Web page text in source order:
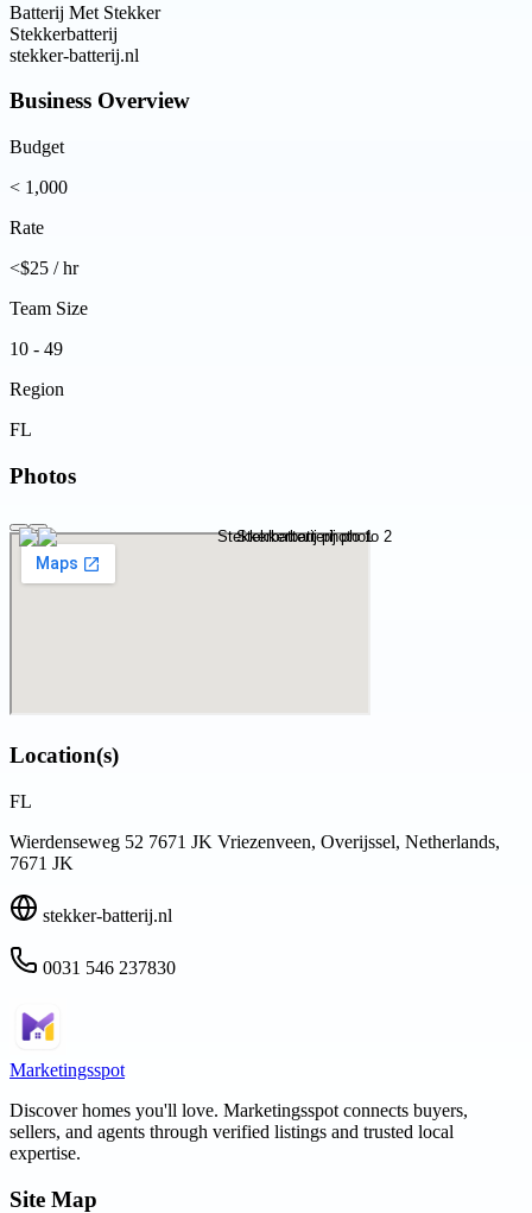
Batterij Met Stekker
Stekkerbatterij
stekker-batterij.nl
Business Overview
Budget
< 1,000
Rate
<$25 / hr
Team Size
10 - 49
Region
FL
Photos
Location(s)
FL
Wierdenseweg 52 7671 JK Vriezenveen, Overijssel, Netherlands,
7671 JK
stekker-batterij.nl
0031 546 237830
Marketingsspot
Discover homes you'll love. Marketingsspot connects buyers,
sellers, and agents through verified listings and trusted local
expertise.
Site Map